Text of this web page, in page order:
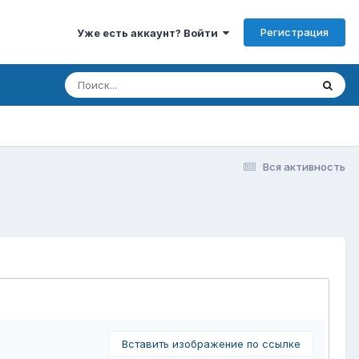
Уже есть аккаунт? Войти Регистрация
Вся активность
Вставить изображение по ссылке